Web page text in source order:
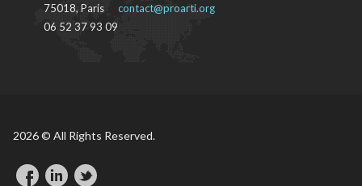
75018, Paris
06 52 37 93 09
contact@proarti.org
2026 © All Rights Reserved.